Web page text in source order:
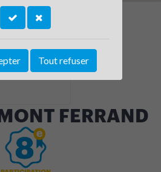
FERRAND
Tout refuser